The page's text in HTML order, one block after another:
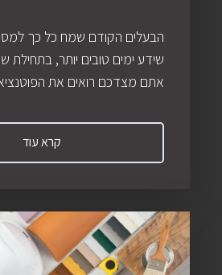
הבעלים הקודם שמח כל כך
שידע ימים טובים יותר, בתחילת
אתם מצדכם רואים את
קרא עוד